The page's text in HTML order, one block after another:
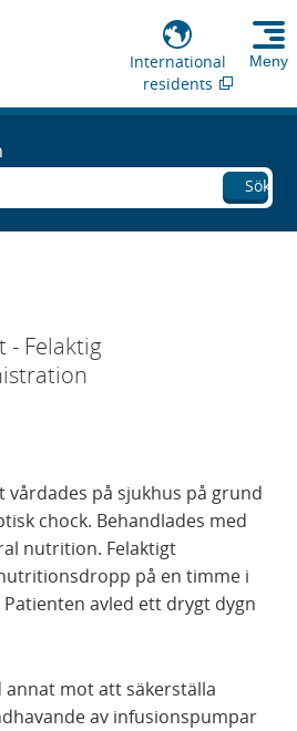
International
residents
Meny
Sök
- Felaktig
på sjukhus på grund
chock. Behandlades med
nutrition. Felaktigt
på en timme i
avled ett drygt dygn
mot att säkerställa
av infusionspumpar